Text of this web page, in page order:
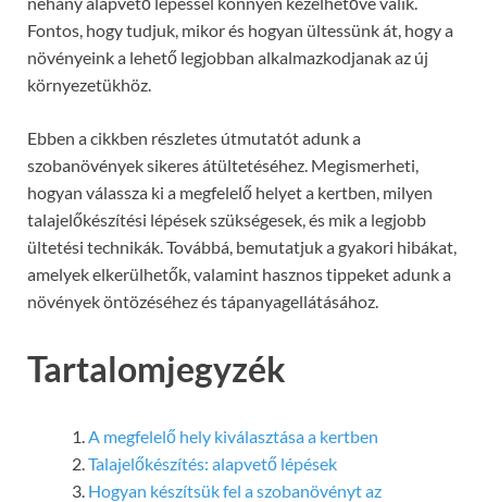
Fontos, hogy tudjuk, mikor és hogyan ültessünk át, hogy a
növényeink a lehető legjobban alkalmazkodjanak az új
környezetükhöz.
Ebben a cikkben részletes útmutatót adunk a
szobanövények sikeres átültetéséhez. Megismerheti,
hogyan válassza ki a megfelelő helyet a kertben, milyen
talajelőkészítési lépések szükségesek, és mik a legjobb
ültetési technikák. Továbbá, bemutatjuk a gyakori hibákat,
amelyek elkerülhetők, valamint hasznos tippeket adunk a
növények öntözéséhez és tápanyagellátásához.
Tartalomjegyzék
A megfelelő hely kiválasztása a kertben
Talajelőkészítés: alapvető lépések
Hogyan készítsük fel a szobanövényt az